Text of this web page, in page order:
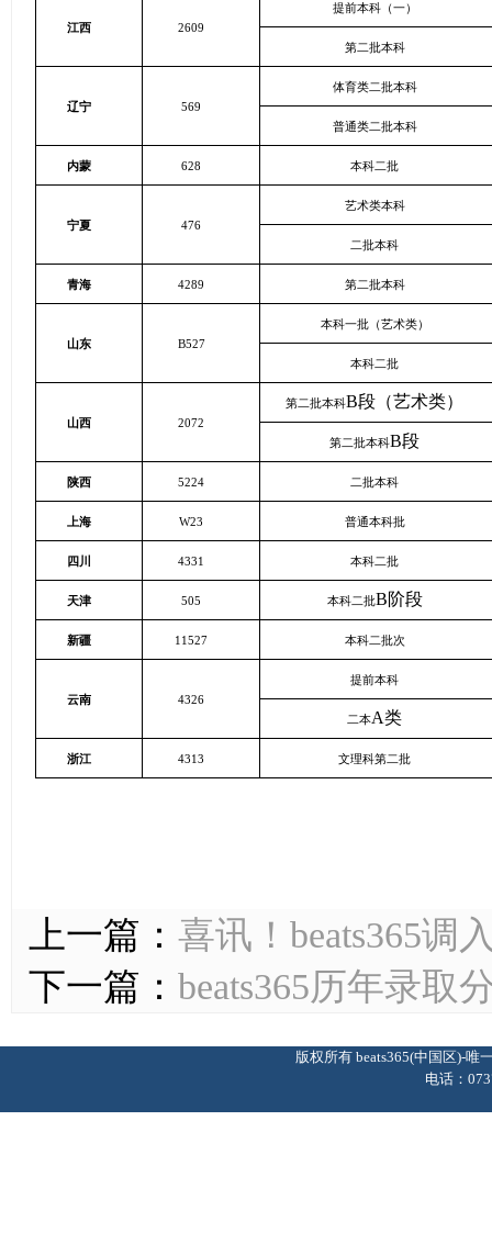
江西 2609
提前本科（一）
第二批本科
辽宁 569
体育类二批本科
普通类二批本科
内蒙 628 本科二批
宁夏 476
艺术类本科
二批本科
青海 4289 第二批本科
山东 B527
本科一批（艺术类）
本科二批
山西 2072
第二批本科B段（艺术类）
第二批本科B段
陕西 5224 二批本科
上海 W23 普通本科批
四川 4331 本科二批
天津 505 本科二批B阶段
新疆 11527 本科二批次
云南 4326
提前本科
二本A类
浙江 4313 文理科第二批
上一篇： 喜讯！beats365调
下一篇： ​beats365历年录取
版权所有 beats365(中国区)-
电话：